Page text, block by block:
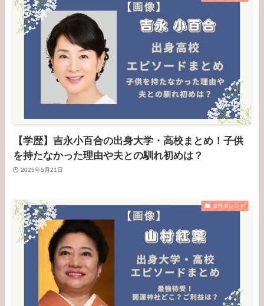
【学歴】吉永小百合の出身大学・高校まとめ！子供
を持たなかった理由や夫との馴れ初めは？
2025年5月21日
女性タレント